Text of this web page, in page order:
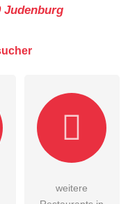
Judenburg
weitere